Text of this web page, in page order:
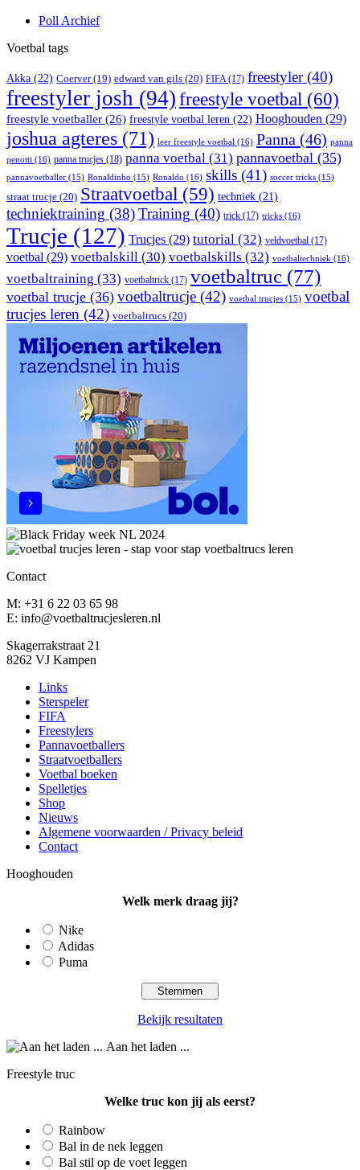
Poll Archief
Voetbal tags
Akka (22) Coerver(19) edward van gils (20) FIFA(17) freestyler(40)
freestyler josh (94) freestyle voetbal (60)
freestyle voetballer (26) freestyle voetbal leren (22) Hooghouden (29)
joshua agteres (71) leer freestyle voetbal (16) Panna (46) panna
penotti (16) panna trucjes (18) panna voetbal (31) pannavoetbal (35)
pannavoetballer (15) Ronaldinho (15) Ronaldo (16) skills (41) soccer tricks (15)
straat trucje (20) Straatvoetbal (59) techniek (21)
techniektraining (38)Training (40) trick (17) tricks (16)
Trucje (127) Trucjes (29) tutorial (32) veldvoetbal (17)
voetbal (29) voetbalskill (30) voetbalskills (32) voetbaltechniek (16)
voetbaltraining (33) voetbaltrick (17) voetbaltruc (77)
voetbal trucje (36) voetbaltrucje (42) voetbal trucjes (15) voetbal
trucjes leren (42) voetbaltrucs (20)
Contact
M: +31 6 22 03 65 98
E: info@voetbaltrucjesleren.nl
Skagerrakstraat 21
8262 VJ Kampen
Links
Sterspeler
FIFA
Freestylers
Pannavoetballers
Straatvoetballers
Voetbal boeken
Spelletjes
Shop
Nieuws
Algemene voorwaarden / Privacy beleid
Contact
Hooghouden
Welk merk draag jij?
Nike
Adidas
Puma
Bekijk resultaten
Aan het laden ...
Freestyle truc
Welke truc kon jij als eerst?
Rainbow
Bal in de nek leggen
Bal stil op de voet leggen